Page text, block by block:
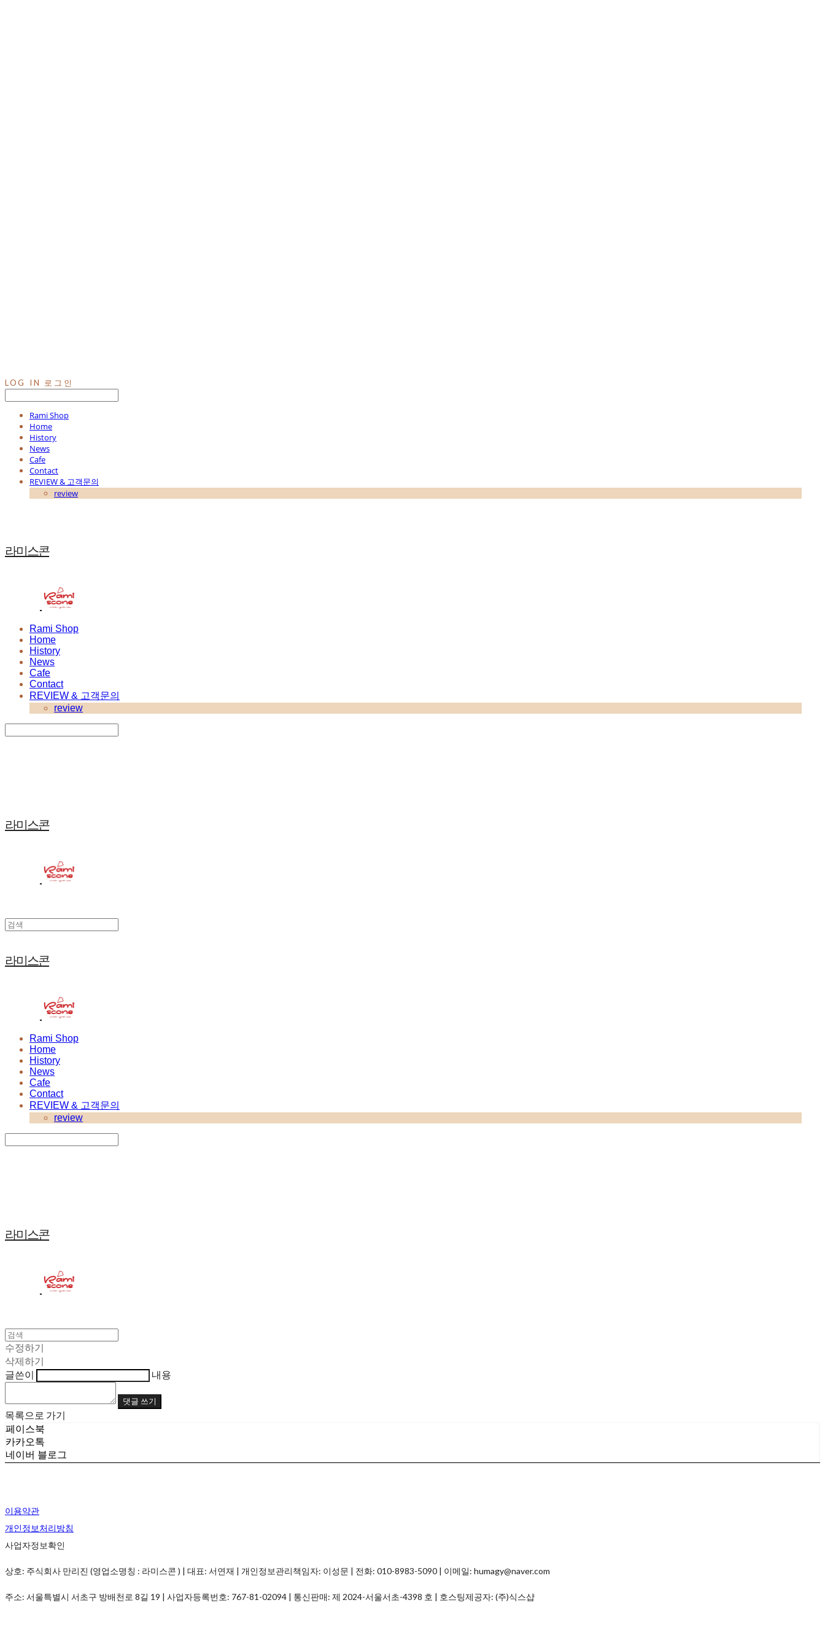
LOG IN 로그인
Rami Shop
Home
History
News
Cafe
Contact
REVIEW & 고객문의
review
라미스콘
Rami Shop
Home
History
News
Cafe
Contact
REVIEW & 고객문의
review
라미스콘
라미스콘
Rami Shop
Home
History
News
Cafe
Contact
REVIEW & 고객문의
review
라미스콘
수정하기
삭제하기
글쓴이
내용
댓글 쓰기
목록으로 가기
페이스북
카카오톡
네이버 블로그
이용약관
개인정보처리방침
사업자정보확인
상호: 주식회사 만리진 (영업소명칭 : 라미스콘 ) | 대표: 서연재 | 개인정보관리책임자: 이성문 | 전화: 010-8983-5090 | 이메일: humagy@naver.com
주소: 서울특별시 서초구 방배천로 8길 19 | 사업자등록번호: 767-81-02094 | 통신판매: 제 2024-서울서초-4398 호 | 호스팅제공자: (주)식스샵